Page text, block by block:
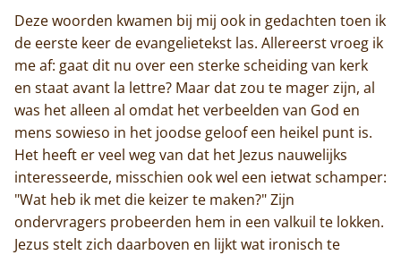
Deze woorden kwamen bij mij ook in gedachten toen ik
de eerste keer de evangelietekst las. Allereerst vroeg ik
me af: gaat dit nu over een sterke scheiding van kerk
en staat avant la lettre? Maar dat zou te mager zijn, al
was het alleen al omdat het verbeelden van God en
mens sowieso in het joodse geloof een heikel punt is.
Het heeft er veel weg van dat het Jezus nauwelijks
interesseerde, misschien ook wel een ietwat schamper:
"Wat heb ik met die keizer te maken?" Zijn
ondervragers probeerden hem in een valkuil te lokken.
Jezus stelt zich daarboven en lijkt wat ironisch te